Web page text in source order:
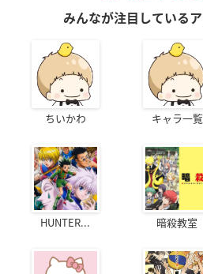
みんなが注目している
ちいかわ キャラ一覧
HUNTER... 暗殺教室